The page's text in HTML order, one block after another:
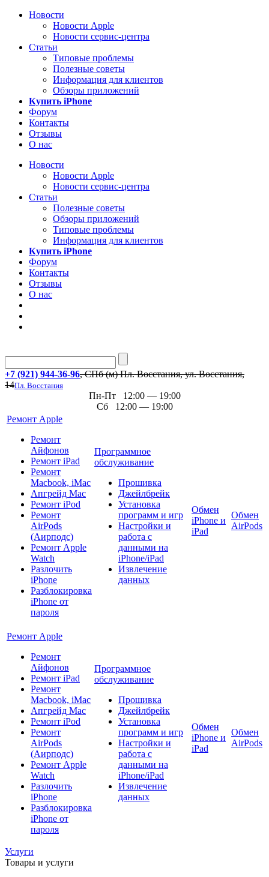
Новости
Новости Apple
Новости сервис-центра
Статьи
Типовые проблемы
Полезные советы
Информация для клиентов
Обзоры приложений
Купить iPhone
Форум
Контакты
Отзывы
О нас
Новости
Новости Apple
Новости сервис-центра
Статьи
Полезные советы
Обзоры приложений
Типовые проблемы
Информация для клиентов
Купить iPhone
Форум
Контакты
Отзывы
О нас
+7 (921) 944-36-96, СПб (м) Пл. Восстания, ул. Восстания,
14Пл. Восстания
Пн-Пт 12:00 — 19:00
Сб 12:00 — 19:00
Ремонт Apple
Ремонт
Айфонов
Ремонт iPad
Ремонт
Macbook, iMac
Апгрейд Mac
Ремонт iPod
Ремонт
AirPods
(Аирподс)
Ремонт Apple
Watch
Разлочить
iPhone
Разблокировка
iPhone от
пароля
Программное
обслуживание
Прошивка
Джейлбрейк
Установка
программ и игр
Настройки и
работа с
данными на
iPhone/iPad
Извлечение
данных
Обмен
iPhone и
iPad
Обмен
AirPods
Ремонт Apple
Ремонт
Айфонов
Ремонт iPad
Ремонт
Macbook, iMac
Апгрейд Mac
Ремонт iPod
Ремонт
AirPods
(Аирподс)
Ремонт Apple
Watch
Разлочить
iPhone
Разблокировка
iPhone от
пароля
Программное
обслуживание
Прошивка
Джейлбрейк
Установка
программ и игр
Настройки и
работа с
данными на
iPhone/iPad
Извлечение
данных
Обмен
iPhone и
iPad
Обмен
AirPods
Услуги
Товары и услуги